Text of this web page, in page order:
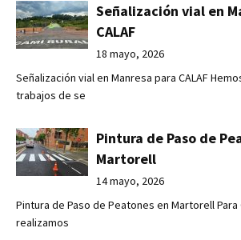
Señalización vial en
CALAF
18 mayo, 2026
Señalización vial en Manresa para CALAF
trabajos de se
Pintura de Paso de
Martorell
14 mayo, 2026
Pintura de Paso de Peatones en Martorell Para
realizamos